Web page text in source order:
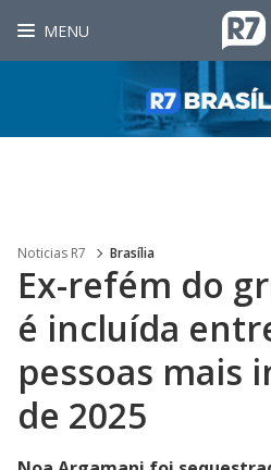
MENU
Noticias R7 Brasília
Ex-refém do
é incluída
pessoas mais
de 2025